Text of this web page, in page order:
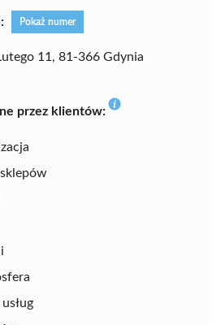
Pokaż numer
11, 81-366 Gdynia
przez klientów: